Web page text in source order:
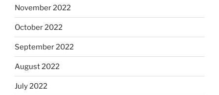
November 2022
October 2022
September 2022
August 2022
July 2022